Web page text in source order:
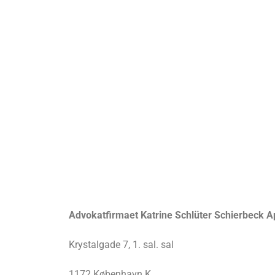
Advokatfirmaet Katrine Schlüter Schierbeck
Krystalgade 7, 1. sal. sal